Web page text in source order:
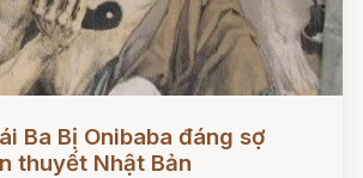
Ba Bị Onibaba đáng sợ
thuyết Nhật Bản